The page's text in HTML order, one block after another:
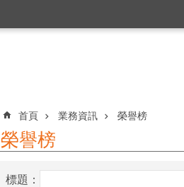
:::
首頁 業務資訊 榮譽榜
榮譽榜
標題：